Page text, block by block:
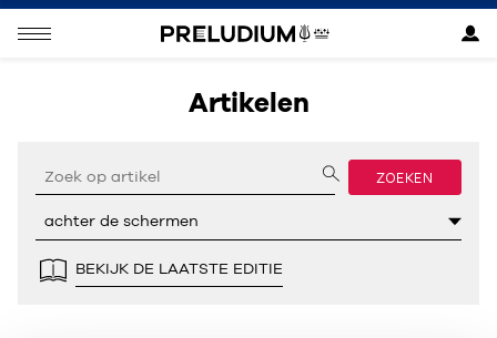
Artikelen
ZOEKEN
BEKIJK DE LAATSTE EDITIE